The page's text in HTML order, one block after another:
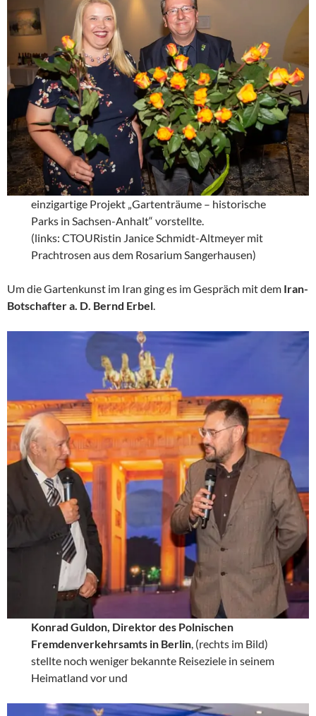
einzigartige Projekt „Gartenträume – historische
Parks in Sachsen-Anhalt“ vorstellte.
(links: CTOURistin Janice Schmidt-Altmeyer mit
Prachtrosen aus dem Rosarium Sangerhausen)
Um die Gartenkunst im Iran ging es im Gespräch mit dem Iran-
Botschafter a. D. Bernd Erbel.
Konrad Guldon, Direktor des Polnischen
Fremdenverkehrsamts in Berlin, (rechts im Bild)
stellte noch weniger bekannte Reiseziele in seinem
Heimatland vor und